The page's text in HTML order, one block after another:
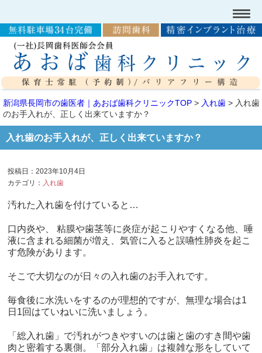
新潟県長岡市の歯医者｜あおば歯科クリニックTOP > 入れ歯 > 入れ歯
のお手入れが、正しく出来ていますか？
入れ歯のお手入れが、正しく出来ていますか？
投稿日：2023年10月4日
カテゴリ： 入れ歯
汚れた入れ歯を付けていると…
口内炎や、 粘膜や歯茎等に炎症が起こりやすくなる他、唾
液に含まれる細菌が増え、気管に入ると誤嚥性肺炎を起こ
す危険があります。
そこで大切なのが日々の入れ歯のお手入れです。
毎食後に水洗いをするのが理想的ですが、無理な場合は1
日1回はていねいに洗いましょう。
「総入れ歯」で汚れがつきやすいのは歯と歯のすき間や歯
肉と密着する裏側。「部分入れ歯」は複雑な形をしていて